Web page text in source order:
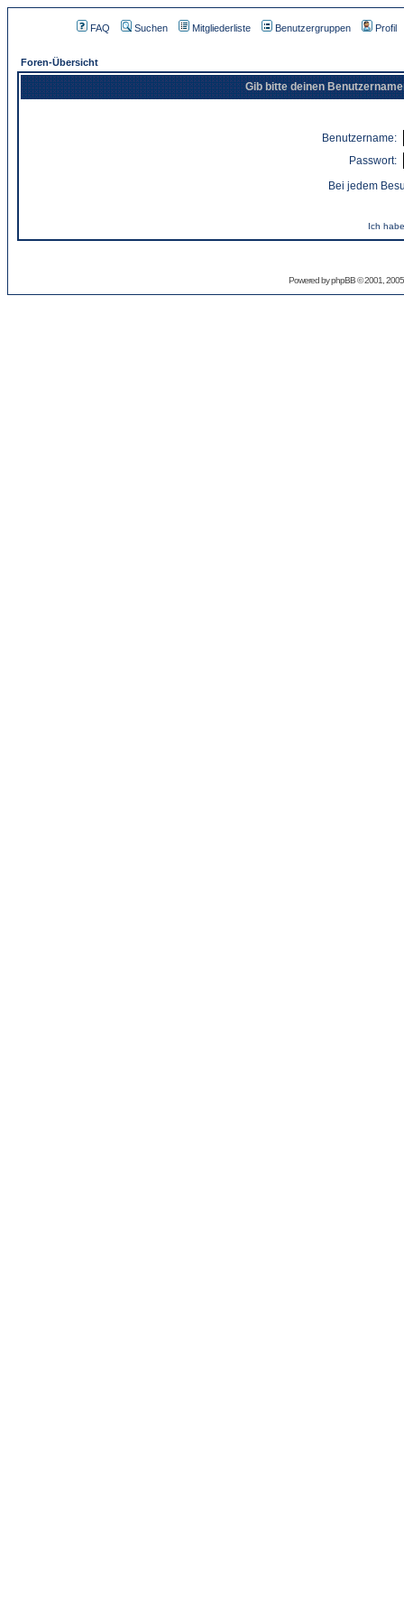
FAQ Suchen Mitgliederliste Benutzergruppen Profil
Foren-Übersicht
Gib bitte deinen
Benutzername:
Passwort:
Bei jedem
Ich
Powered byphpBB© 2001,